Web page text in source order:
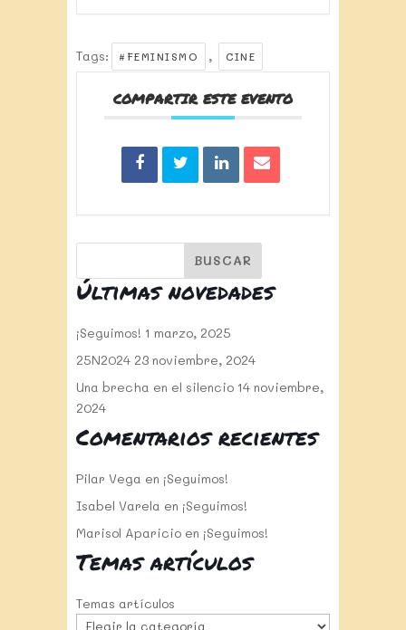
Tags: #FEMINISMO , CINE
COMPARTIR ESTE EVENTO
Últimas novedades
¡Seguimos! 1 marzo, 2025
25N2024 23 noviembre, 2024
Una brecha en el silencio 14 noviembre,
2024
Comentarios recientes
Pilar Vega en ¡Seguimos!
Isabel Varela en ¡Seguimos!
Marisol Aparicio en ¡Seguimos!
Temas artículos
Temas artículos